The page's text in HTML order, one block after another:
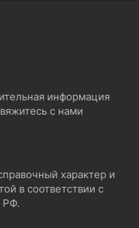
информация
с нами
характер и
в соответствии с
РФ.